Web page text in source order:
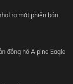
ra mắt phiên bản
đồng hồ Alpine Eagle